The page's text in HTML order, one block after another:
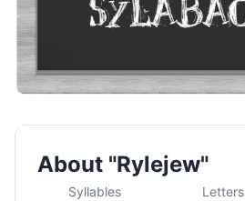
About "Rylejew"
Syllables Letters